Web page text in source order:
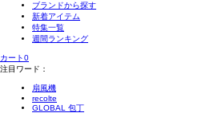
ブランドから探す
新着アイテム
特集一覧
週間ランキング
カート0
注目ワード：
扇風機
recolte
GLOBAL 包丁